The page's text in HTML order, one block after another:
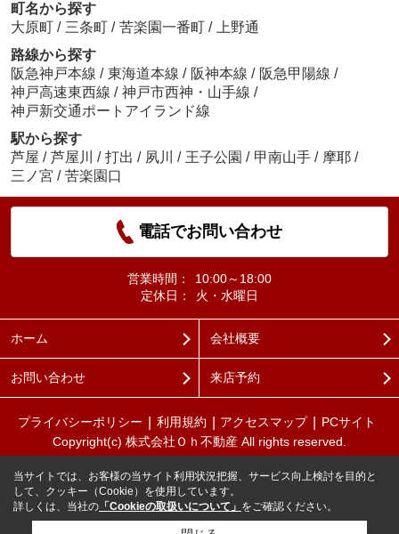
町名から探す
大原町 / 三条町 / 苦楽園一番町 /
上野通
路線から探す
阪急神戸本線 / 東海道本線 / 阪神本線 / 阪急甲陽線 /
神戸高速東西線 / 神戸市西神・山手線 /
神戸新交通ポートアイランド線
駅から探す
芦屋 / 芦屋川 / 打出 / 夙川 / 王子公園 / 甲南山手 / 摩耶 /
三ノ宮 / 苦楽園口
電話でお問い合わせ
営業時間：
10:00～18:00
定休日：
火・水曜日
ホーム 会社概要
お問い合わせ 来店予約
プライバシーポリシー 利用規約 アクセスマップ
PCサイト
Copyright(c) 株式会社Ｏｈ不動産 All rights reserved.
当サイトでは、お客様の当サイト利用状況把握、サービス向上検討を目的と
して、クッキー（Cookie）を使用しています。
詳しくは、当社の 「Cookieの取扱いについて」 をご確認ください。